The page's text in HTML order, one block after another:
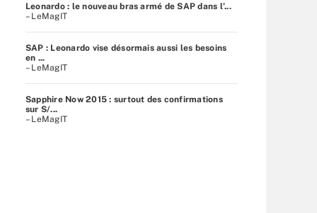
Leonardo : le nouveau bras armé de SAP dans l’...
– LeMagIT
SAP : Leonardo vise désormais aussi les besoins
en ...
– LeMagIT
Sapphire Now 2015 : surtout des confirmations
sur S/...
– LeMagIT